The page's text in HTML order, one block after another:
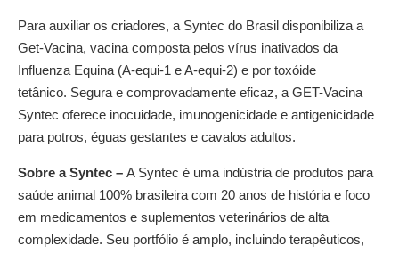
Para auxiliar os criadores, a Syntec do Brasil disponibiliza a
Get-Vacina, vacina composta pelos vírus inativados da
Influenza Equina (A-equi-1 e A-equi-2) e por toxóide
tetânico. Segura e comprovadamente eficaz, a GET-Vacina
Syntec oferece inocuidade, imunogenicidade e antigenicidade
para potros, éguas gestantes e cavalos adultos.
Sobre a Syntec – A Syntec é uma indústria de produtos para
saúde animal 100% brasileira com 20 anos de história e foco
em medicamentos e suplementos veterinários de alta
complexidade. Seu portfólio é amplo, incluindo terapêuticos,